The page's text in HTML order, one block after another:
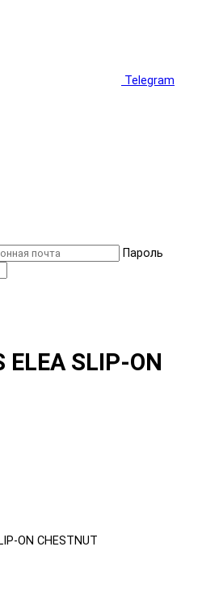
Telegram
Пароль
ELEA SLIP-ON
ON CHESTNUT